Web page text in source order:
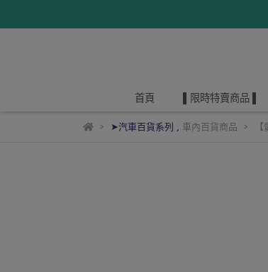
首頁 ▌限時特賣商品 ▌
➤汽車百貨系列 , 車內百貨商品